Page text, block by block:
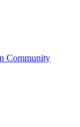
Community